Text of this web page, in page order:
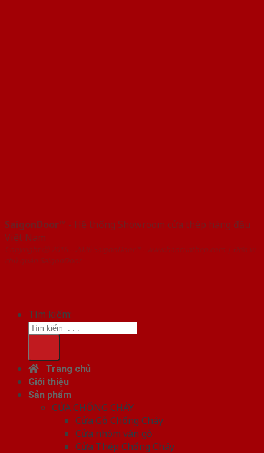
SaigonDoor™ - Hệ thống Showroom cửa thép hàng đầu
Việt Nam
Copyright ⓒ 2016 – 2026 SaigonDoor™ - www.bancuathep.com | Đơn vị
chủ quản SaigonDoor
Tìm kiếm:
Trang chủ
Giới thiệu
Sản phẩm
CỬA CHỐNG CHÁY
Cửa Gỗ Chống Cháy
Cửa nhôm vân gỗ
Cửa Thép Chống Cháy